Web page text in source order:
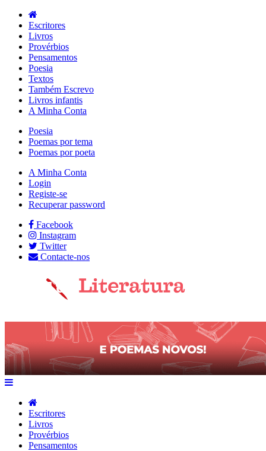
Escritores
Livros
Provérbios
Pensamentos
Poesia
Textos
Também Escrevo
Livros infantis
A Minha Conta
Poesia
Poemas por tema
Poemas por poeta
A Minha Conta
Login
Registe-se
Recuperar password
Facebook
Instagram
Twitter
Contacte-nos
Escritores
Livros
Provérbios
Pensamentos